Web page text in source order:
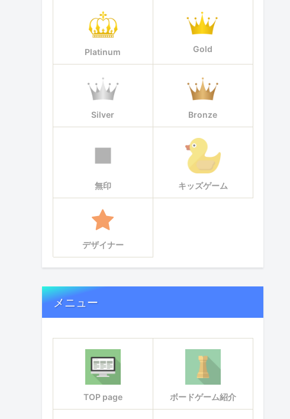
Platinum Gold
Silver Bronze
無印 キッズゲーム
デザイナー
メニュー
TOP page ボードゲーム紹介